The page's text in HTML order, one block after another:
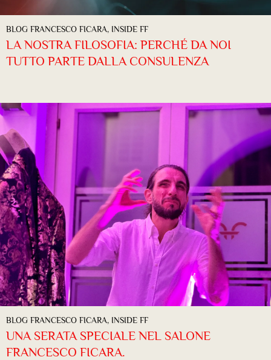
BLOG FRANCESCO FICARA, INSIDE FF
LA NOSTRA FILOSOFIA: PERCHÉ DA NOI
TUTTO PARTE DALLA CONSULENZA
BLOG FRANCESCO FICARA, INSIDE FF
UNA SERATA SPECIALE NEL SALONE
FRANCESCO FICARA.